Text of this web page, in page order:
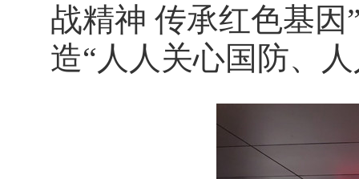
战精神 传承红色基
造“人人关心国防、